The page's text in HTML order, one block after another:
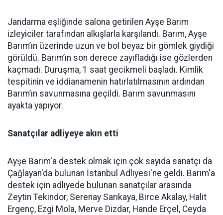
Jandarma eşliğinde salona getirilen Ayşe Barım
izleyiciler tarafından alkışlarla karşılandı. Barım, Ayşe
Barım’ın üzerinde uzun ve bol beyaz bir gömlek giydiği
görüldü. Barım’ın son derece zayıfladığı ise gözlerden
kaçmadı. Duruşma, 1 saat gecikmeli başladı. Kimlik
tespitinin ve iddianamenin hatırlatılmasının ardından
Barım’ın savunmasına geçildi. Barım savunmasını
ayakta yapıyor.
Sanatçılar adliyeye akın etti
Ayşe Barım'a destek olmak için çok sayıda sanatçı da
Çağlayan'da bulunan İstanbul Adliyesi'ne geldi. Barım'a
destek için adliyede bulunan sanatçılar arasında
Zeytin Tekindor, Serenay Sarıkaya, Birce Akalay, Halit
Ergenç, Ezgi Mola, Merve Dizdar, Hande Erçel, Ceyda